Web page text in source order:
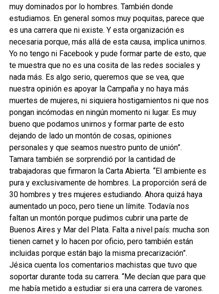
muy dominados por lo hombres. También donde
estudiamos. En general somos muy poquitas, parece que
es una carrera que ni existe. Y esta organización es
necesaria porque, más allá de esta causa, implica unirnos.
Yo no tengo ni Facebook y pude formar parte de esto, que
te muestra que no es una cosita de las redes sociales y
nada más. Es algo serio, queremos que se vea, que
nuestra opinión es apoyar la Campaña y no haya más
muertes de mujeres, ni siquiera hostigamientos ni que nos
pongan incómodas en ningún momento ni lugar. Es muy
bueno que podamos unirnos y formar parte de esto
dejando de lado un montón de cosas, opiniones
personales y que seamos nuestro punto de unión”.
Tamara también se sorprendió por la cantidad de
trabajadoras que firmaron la Carta Abierta. “El ambiente es
pura y exclusivamente de hombres. La proporción será de
30 hombres y tres mujeres estudiando. Ahora quizá haya
aumentado un poco, pero tiene un límite. Todavía nos
faltan un montón porque pudimos cubrir una parte de
Buenos Aires y Mar del Plata. Falta a nivel país: mucha son
tienen carnet y lo hacen por oficio, pero también están
incluidas porque están bajo la misma precarización”.
Jésica cuenta los comentarios machistas que tuvo que
soportar durante toda su carrera. “Me decían que para que
me había metido a estudiar si era una carrera de varones.